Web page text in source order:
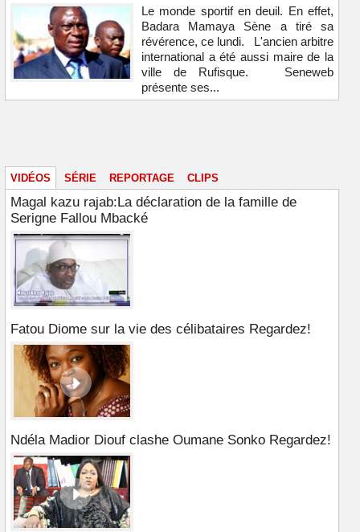
Le monde sportif en deuil. En effet,
Badara Mamaya Sène a tiré sa
révérence, ce lundi. L'ancien arbitre
international a été aussi maire de la
ville de Rufisque. Seneweb
présente ses...
VIDÉOS SÉRIE REPORTAGE CLIPS
Magal kazu rajab:La déclaration de la famille de
Serigne Fallou Mbacké
Fatou Diome sur la vie des célibataires Regardez!
Ndéla Madior Diouf clashe Oumane Sonko Regardez!